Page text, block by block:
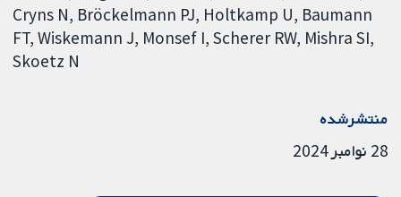
Cryns N Bröckelmann PJ Holtkamp U Baumann
FT Wiskemann J Monsef I Scherer RW Mishra SI
Skoetz N
منتشرشده
28 نوامبر 2024